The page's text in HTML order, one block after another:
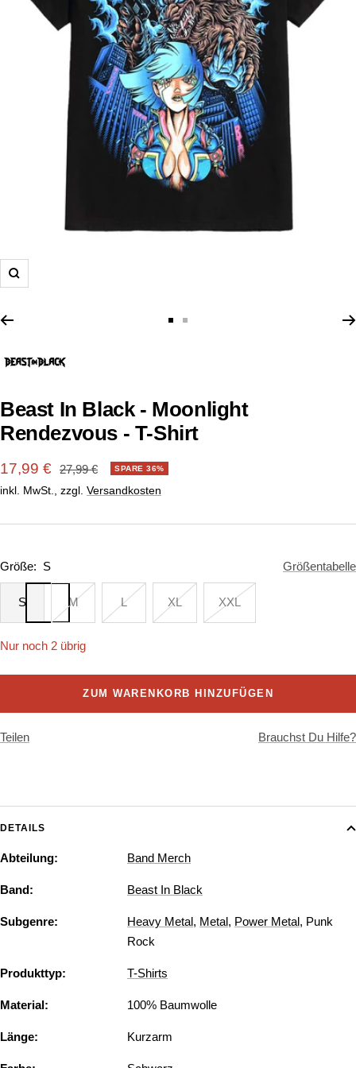
Zoom
Beast In Black - Moonlight
Rendezvous - T-Shirt
Angebotspreis
17,99 € Regulärer
Preis
27,99 € SPARE 36%
inkl. MwSt., zzgl. Versandkosten
Größe: S Größentabelle
S M L XL XXL
Nur noch 2 übrig
ZUM WARENKORB HINZUFÜGEN
Teilen Brauchst Du Hilfe?
DETAILS
Abteilung: Band Merch
Band: Beast In Black
Subgenre: Heavy Metal, Metal, Power Metal, Punk
Rock
Produkttyp: T-Shirts
Material: 100% Baumwolle
Länge: Kurzarm